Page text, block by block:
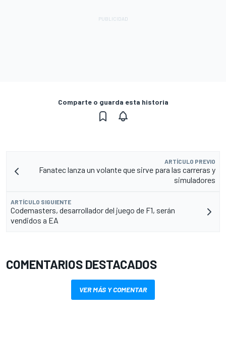
Comparte o guarda esta historia
ARTÍCULO PREVIO
Fanatec lanza un volante que sirve para las carreras y
simuladores
ARTÍCULO SIGUIENTE
Codemasters, desarrollador del juego de F1, serán
vendidos a EA
COMENTARIOS DESTACADOS
VER MÁS Y COMENTAR